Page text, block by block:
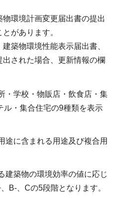
環境計画変更届出書の提出
があります。
築物環境性能表示届出書、
された場合、更新情報の欄
・学校・物販店・飲食店・集
ル・集合住宅の9種類を表示
途に含まれる用途及び複合用
建築物の環境効率の値に応じ
B-、Cの5段階となります。